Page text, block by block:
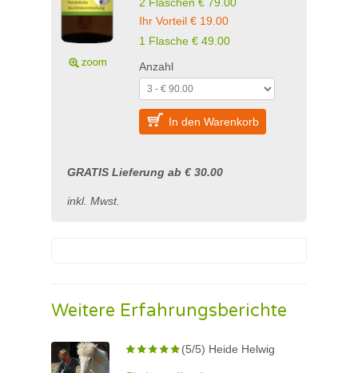
Ihr Vorteil € 19.00
1 Flasche € 49.00
Anzahl
In den Warenkorb
GRATIS Lieferung ab € 30.00
inkl. Mwst.
Weitere Erfahrungsberichte
(5/5) Heide Helwig